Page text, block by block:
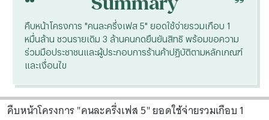
คืบหน้าโครงการ "คนละครึ่งเฟส 5" ยอดใช้จ่ายรวมเกือบ 1
หมื่นล้าน ชวนรายเดิม 3 ล้านคนกดยืนยันสิทธิ พร้อมขอความ
ร่วมมือประชาชนและผู้ประกอบการร้านค้าปฏิบัติตามหลักเกณฑ์
และเงื่อนไข
คืบหน้าโครงการ "คนละครึ่งเฟส 5" ยอดใช้จ่ายรวมเกือบ 1